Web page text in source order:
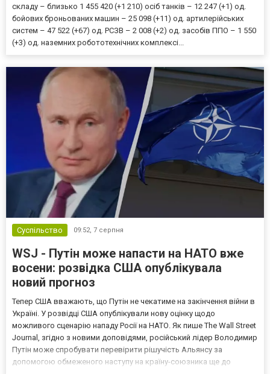
складу – близько 1 455 420 (+1 210) осіб танків – 12 247 (+1) од.
бойових броньованих машин – 25 098 (+11) од. артилерійських
систем – 47 522 (+67) од. РСЗВ – 2 008 (+2) од. засобів ППО – 1 550
(+3) од. наземних робототехнічних комплексі...
Суспільство 09:52, 7 серпня
WSJ - Путін може напасти на НАТО вже
восени: розвідка США опублікувала
новий прогноз
Тепер США вважають, що Путін не чекатиме на закінчення війни в
Україні. У розвідці США опублікували нову оцінку щодо
можливого сценарію нападу Росії на НАТО. Як пише The Wall Street
Journal, згідно з новими доповідями, російський лідер Володимир
Путін може спробувати перевірити рішучість Альянсу за
допомогою обмеженого наступу на країну-союзника ще до